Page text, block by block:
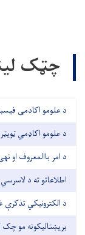
چټک
د علومو اکادمی
د علومو اکاډمي ټویټر
د امر باالمعروف او
اطلاعاتو ته د
د الکترونیکي تذکرې
بریښنالیکونه مو